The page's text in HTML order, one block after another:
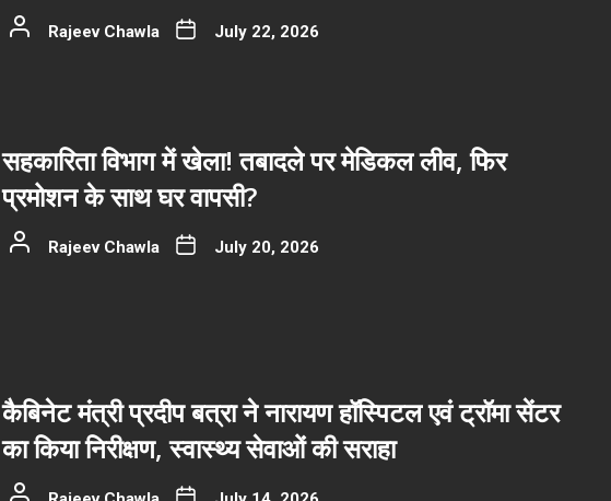
Rajeev Chawla July 22, 2026
सहकारिता विभाग में खेला! तबादले पर मेडिकल लीव, फिर
प्रमोशन के साथ घर वापसी?
Rajeev Chawla July 20, 2026
कैबिनेट मंत्री प्रदीप बत्रा ने नारायण हॉस्पिटल एवं ट्रॉमा सेंटर
का किया निरीक्षण, स्वास्थ्य सेवाओं की सराहा